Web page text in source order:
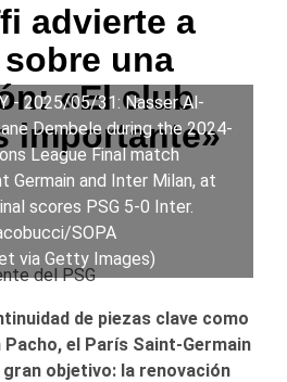
advierte a
una
«El club
importante»
- 2025/05/31: Nasser Al-
Dembele during the 2024-
League Final match
Germain and Inter Milan, at
scores PSG 5-0 Inter.
SOPA
via Getty Images)
de piezas clave como
Pacho, el París Saint-Germain
objetivo: la renovación